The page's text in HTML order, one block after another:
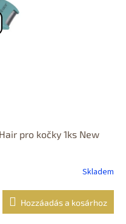
pro kočky 1ks New
Skladem
Hozzáadás a kosárhoz